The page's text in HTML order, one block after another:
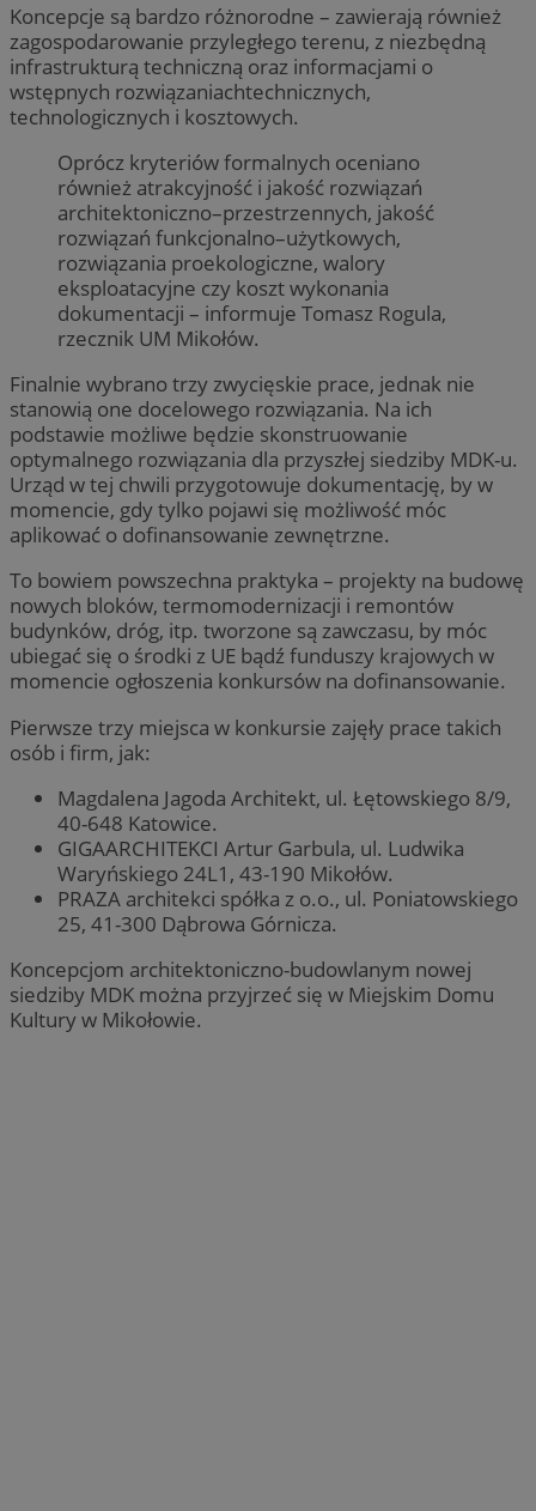
Koncepcje są bardzo różnorodne – zawierają również
zagospodarowanie przyległego terenu, z niezbędną
infrastrukturą techniczną oraz informacjami o
wstępnych rozwiązaniachtechnicznych,
technologicznych i kosztowych.
Oprócz kryteriów formalnych oceniano
również atrakcyjność i jakość rozwiązań
architektoniczno–przestrzennych, jakość
rozwiązań funkcjonalno–użytkowych,
rozwiązania proekologiczne, walory
eksploatacyjne czy koszt wykonania
dokumentacji – informuje Tomasz Rogula,
rzecznik UM Mikołów.
Finalnie wybrano trzy zwycięskie prace, jednak nie
stanowią one docelowego rozwiązania. Na ich
podstawie możliwe będzie skonstruowanie
optymalnego rozwiązania dla przyszłej siedziby MDK-u.
Urząd w tej chwili przygotowuje dokumentację, by w
momencie, gdy tylko pojawi się możliwość móc
aplikować o dofinansowanie zewnętrzne.
To bowiem powszechna praktyka – projekty na budowę
nowych bloków, termomodernizacji i remontów
budynków, dróg, itp. tworzone są zawczasu, by móc
ubiegać się o środki z UE bądź funduszy krajowych w
momencie ogłoszenia konkursów na dofinansowanie.
Pierwsze trzy miejsca w konkursie zajęły prace takich
osób i firm, jak:
Magdalena Jagoda Architekt, ul. Łętowskiego 8/9,
40-648 Katowice.
GIGAARCHITEKCI Artur Garbula, ul. Ludwika
Waryńskiego 24L1, 43-190 Mikołów.
PRAZA architekci spółka z o.o., ul. Poniatowskiego
25, 41-300 Dąbrowa Górnicza.
Koncepcjom architektoniczno-budowlanym nowej
siedziby MDK można przyjrzeć się w Miejskim Domu
Kultury w Mikołowie.